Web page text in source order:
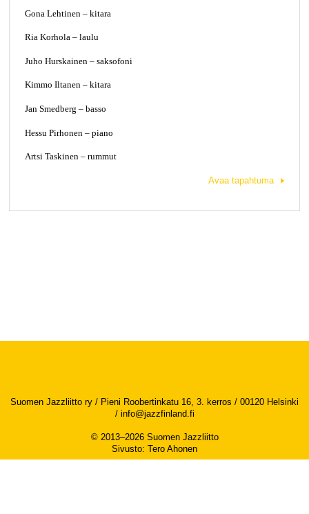
Gona Lehtinen – kitara
Ria Korhola – laulu
Juho Hurskainen – saksofoni
Kimmo Iltanen – kitara
Jan Smedberg – basso
Hessu Pirhonen – piano
Artsi Taskinen – rummut
Avaa tapahtuma
Suomen Jazzliitto ry / Pieni Roobertinkatu 16, 3. kerros / 00120 Helsinki
/ info@jazzfinland.fi
© 2013–2026 Suomen Jazzliitto
Sivusto: Tero Ahonen